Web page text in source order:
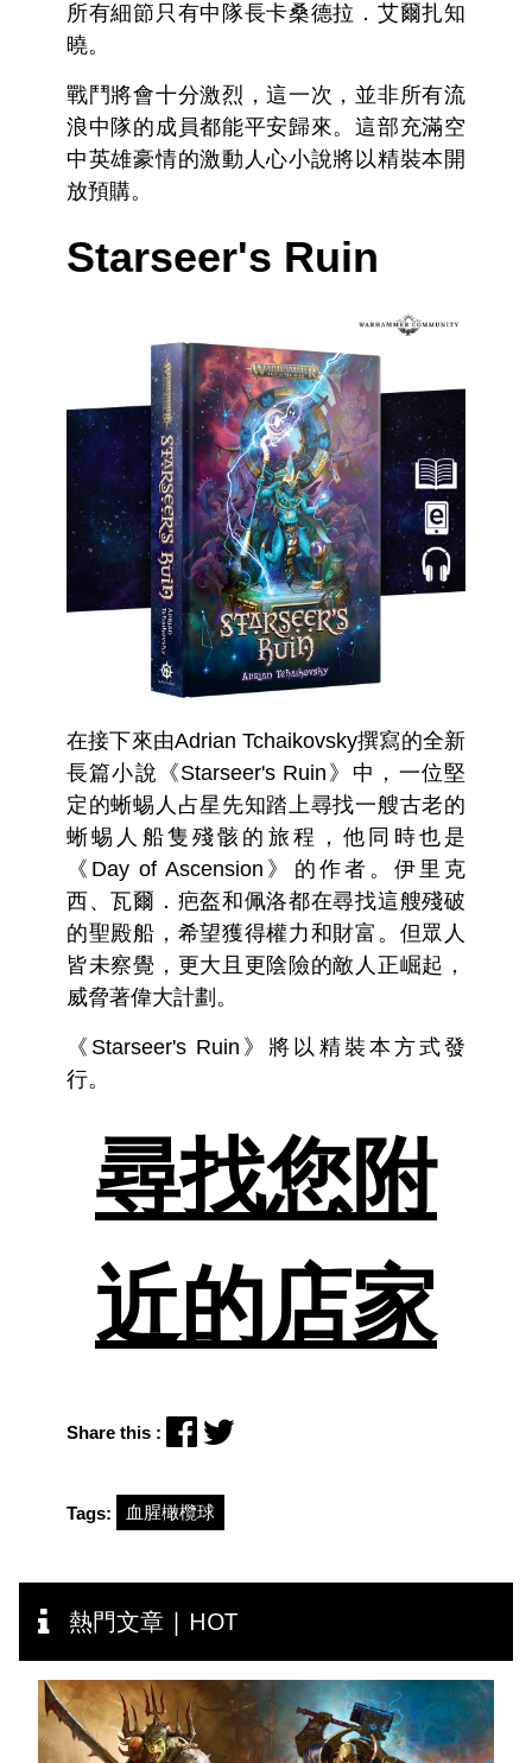
所有細節只有中隊長卡桑德拉．艾爾扎知
曉。
戰鬥將會十分激烈，這一次，並非所有流
浪中隊的成員都能平安歸來。這部充滿空
中英雄豪情的激動人心小說將以精裝本開
放預購。
Starseer's Ruin
在接下來由Adrian Tchaikovsky撰寫的全新
長篇小說《Starseer's Ruin》 中，一位堅
定的蜥蜴人占星先知踏上尋找一艘古老的
蜥蜴人船隻殘骸的旅程，他同時也是
《Day of Ascension》 的作者。伊里克
西、瓦爾．疤盔和佩洛都在尋找這艘殘破
的聖殿船，希望獲得權力和財富。但眾人
皆未察覺，更大且更陰險的敵人正崛起，
威脅著偉大計劃。
《Starseer's Ruin》將以精裝本方式發
行。
尋找您附
近的店家
Share this :
Tags: 血腥橄欖球
熱門文章 | HOT